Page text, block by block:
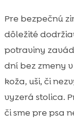
Pre bezpečnú
dôležité
potraviny
dní bez zmeny
koža, uši, či
vyzerá stolica.
či sme pre psa